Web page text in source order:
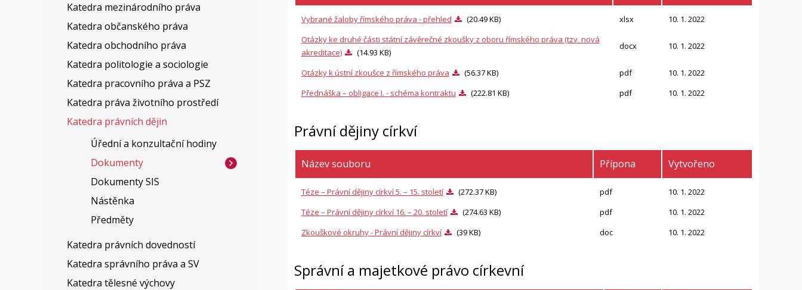
Katedra mezinárodního práva
Katedra občanského práva
Katedra obchodního práva
Katedra politologie a sociologie
Katedra pracovního práva a PSZ
Katedra práva životního prostředí
Katedra právních dějin
Úřední a konzultační hodiny
Dokumenty
Dokumenty SIS
Nástěnka
Předměty
Katedra právních dovedností
Katedra správního práva a SV
Katedra tělesné výchovy
Vybrané žaloby římského práva - přehled (20.49 KB) xlsx
10. 1. 2022
Otázky ke druhé části státní závěrečné zkoušky z oboru římského práva (tzv. nová
akreditace)
(14.93 KB)
docx 10. 1. 2022
Otázky k ústní zkoušce z římského práva (56.37 KB) pdf
10. 1. 2022
Přednáška – obligace I. - schéma kontraktu
(222.81 KB) pdf 10. 1. 2022
Právní dějiny církví
Název souboru Přípona Vytvořeno
Téze – Právní dějiny církví 5. – 15. století (272.37 KB) pdf
10. 1. 2022
Téze – Právní dějiny církví 16. – 20. století
(274.63 KB) pdf
10. 1. 2022
Zkouškové okruhy - Právní dějiny církví
(39 KB) doc 10. 1. 2022
Správní a majetkové právo církevní